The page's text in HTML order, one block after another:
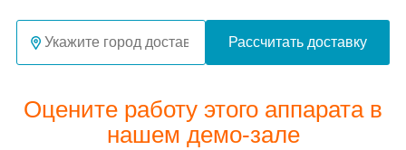
Рассчитать доставку
Оцените работу этого аппарата в
нашем демо-зале